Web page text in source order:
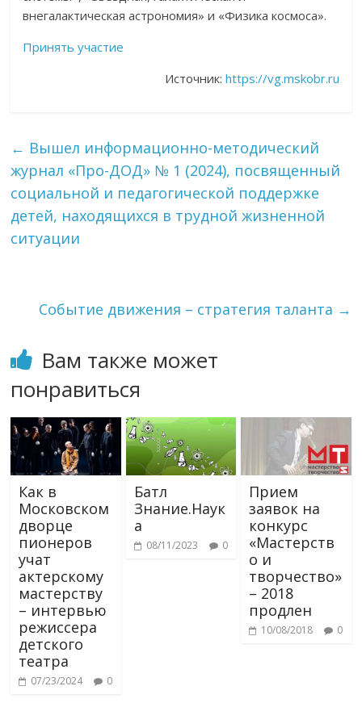
внегалактическая астрономия» и «Физика космоса».
Принять участие
Источник: https://vg.mskobr.ru
← Вышел информационно-методический
журнал «Про-ДОД» № 1 (2024), посвященный
социальной и педагогической поддержке
детей, находящихся в трудной жизненной
ситуации
Событие движения – стратегия таланта →
Вам также может
понравиться
Как в
Московском
дворце
пионеров
учат
актерскому
мастерству
– интервью
режиссера
детского
театра
07/23/2024 0
Батл
Знание.Наук
а
08/11/2023 0
Прием
заявок на
конкурс
«Мастерств
о и
творчество»
– 2018
продлен
10/08/2018 0